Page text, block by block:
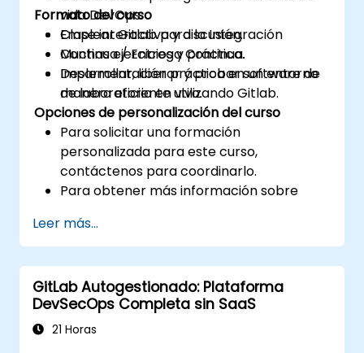
vida DevOps.
Emplear Gitlab para la Integración
Continua / Entrega Continua.
Desarrollar, liberar y probar software de
manera eficiente utilizando Gitlab.
Formato del curso
Clase interactiva y discusión.
Muchas ejercicios y práctica.
Implementación práctica en un entorno
de laboratorio en vivo.
Opciones de personalización del curso
Para solicitar una formación
personalizada para este curso,
contáctenos para coordinarlo.
Para obtener más información sobre
Leer más...
GitLab Autogestionado: Plataforma
DevSecOps Completa sin SaaS
21 Horas